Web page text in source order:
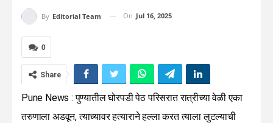
By Editorial Team On Jul 16, 2025
0
Share
Pune News : पुण्यातील घोरपडी पेठ परिसरात रात्रीच्या वेळी एका
तरुणाला अडवून, त्याच्यावर हत्याराने हल्ला करत त्याला लुटल्याची